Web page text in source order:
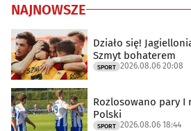
NAJNOWSZE
Działo się!
Szmyt bohaterem
SPORT 2026.08.06 20:08
Rozlosowano pary I
Polski
SPORT 2026.08.06 18:44